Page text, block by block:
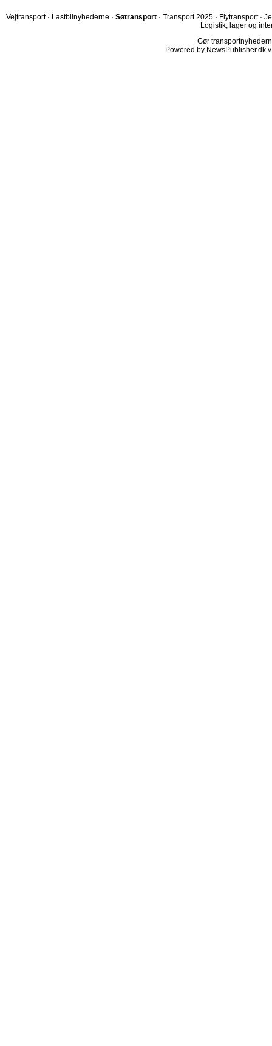
Vejtransport · Lastbilnyhederne · Søtransport · Transport 2025 · Flytransport ·
Logistik, lager og
Gør
Powered by NewsPublisher.dk